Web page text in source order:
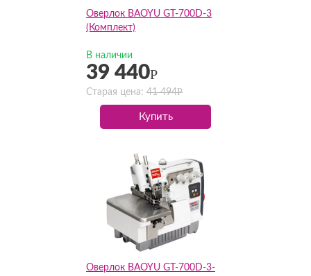
Оверлок BAOYU GT-700D-3
(Комплект)
В наличии
39 440Р
Старая цена: 41 494Р
Купить
Оверлок BAOYU GT-700D-3-